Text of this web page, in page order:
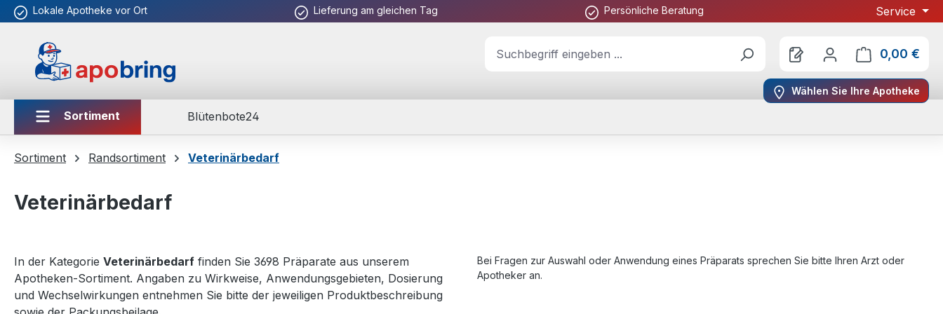
Hauptinhalt springen
Zur Suche springen
Zur Hauptnavigation springen
Lokale Apotheke vor Ort Lieferung am gleichen Tag Persönliche Beratung Service
0,00 €
Wählen Sie Ihre Apotheke
Sortiment Blütenbote24
Sortiment Randsortiment Veterinärbedarf
Veterinärbedarf
In der Kategorie Veterinärbedarf finden Sie 3698 Präparate aus unserem
Apotheken-Sortiment. Angaben zu Wirkweise, Anwendungsgebieten, Dosierung
und Wechselwirkungen entnehmen Sie bitte der jeweiligen Produktbeschreibung
Bei Fragen zur Auswahl oder Anwendung eines Präparats sprechen Sie bitte Ihren Arzt oder
Apotheker an.